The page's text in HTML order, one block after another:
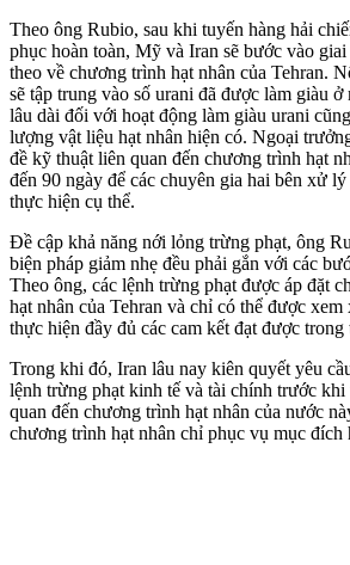
Theo ông Rubio, sau khi tuyến hàng hải
phục hoàn toàn, Mỹ và Iran sẽ bước vào
theo về chương trình hạt nhân của Tehran.
sẽ tập trung vào số urani đã được làm giàu
lâu dài đối với hoạt động làm giàu urani
lượng vật liệu hạt nhân hiện có. Ngoại
đề kỹ thuật liên quan đến chương trình hạt
đến 90 ngày để các chuyên gia hai bên xử
thực hiện cụ thể.
Đề cập khả năng nới lỏng trừng phạt, ông
biện pháp giảm nhẹ đều phải gắn với các
Theo ông, các lệnh trừng phạt được áp đặt
hạt nhân của Tehran và chỉ có thể được
thực hiện đầy đủ các cam kết đạt được trong
Trong khi đó, Iran lâu nay kiên quyết yêu
lệnh trừng phạt kinh tế và tài chính trước khi
quan đến chương trình hạt nhân của nước
chương trình hạt nhân chỉ phục vụ mục đích